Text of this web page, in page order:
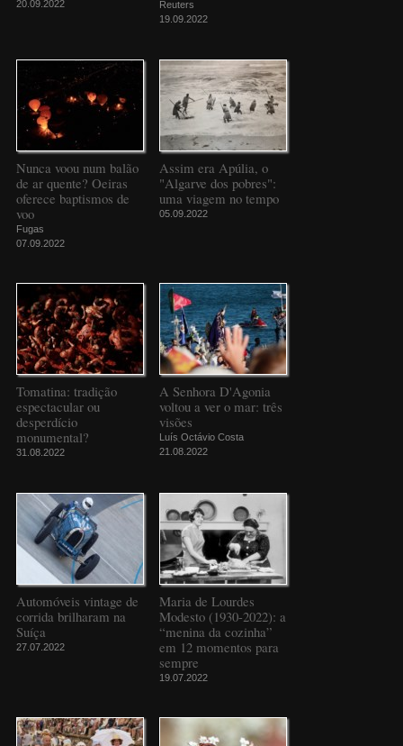
20.09.2022
Reuters
19.09.2022
Nunca voou num balão
de ar quente? Oeiras
oferece baptismos de
voo
Fugas
07.09.2022
Assim era Apúlia, o
"Algarve dos pobres":
uma viagem no tempo
05.09.2022
Tomatina: tradição
espectacular ou
desperdício
monumental?
31.08.2022
A Senhora D'Agonia
voltou a ver o mar: três
visões
Luís Octávio Costa
21.08.2022
Automóveis vintage de
corrida brilharam na
Suíça
27.07.2022
Maria de Lourdes
Modesto (1930-2022): a
“menina da cozinha”
em 12 momentos para
sempre
19.07.2022